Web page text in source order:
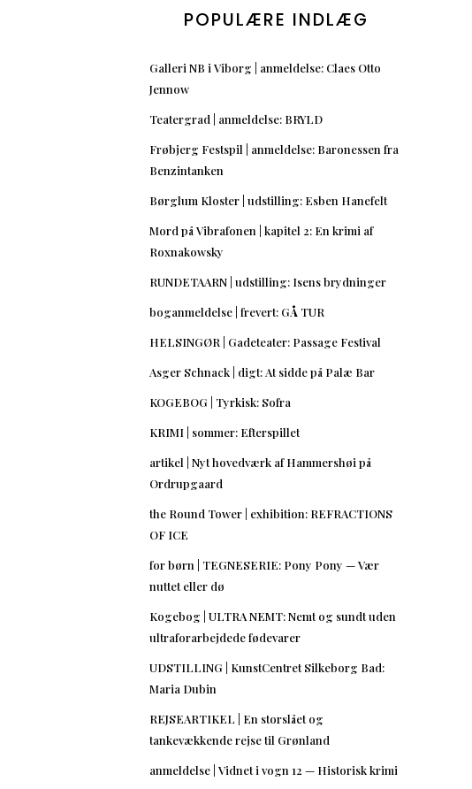
POPULÆRE INDLÆG
Galleri NB i Viborg | anmeldelse: Claes Otto
Jennow
Teatergrad | anmeldelse: BRYLD
Frøbjerg Festspil | anmeldelse: Baronessen fra
Benzintanken
Børglum Kloster | udstilling: Esben Hanefelt
Mord på Vibrafonen | kapitel 2: En krimi af
Roxnakowsky
RUNDETAARN | udstilling: Isens brydninger
boganmeldelse | frevert: GÅ TUR
HELSINGØR | Gadeteater: Passage Festival
Asger Schnack | digt: At sidde på Palæ Bar
KOGEBOG | Tyrkisk: Sofra
KRIMI | sommer: Efterspillet
artikel | Nyt hovedværk af Hammershøi på
Ordrupgaard
the Round Tower | exhibition: REFRACTIONS
OF ICE
for børn | TEGNESERIE: Pony Pony — Vær
nuttet eller dø
Kogebog | ULTRA NEMT: Nemt og sundt uden
ultraforarbejdede fødevarer
UDSTILLING | KunstCentret Silkeborg Bad:
Maria Dubin
REJSEARTIKEL | En storslået og
tankevækkende rejse til Grønland
anmeldelse | Vidnet i vogn 12 — Historisk krimi